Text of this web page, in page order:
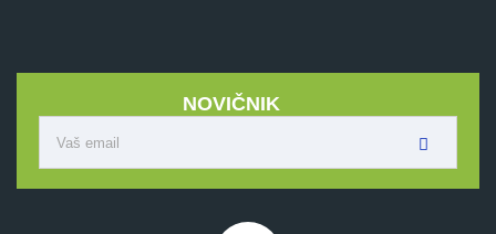
NOVIČNIK